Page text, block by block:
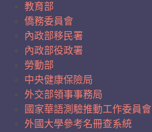
教育部
僑務委員會
內政部移民署
內政部役政署
勞動部
中央健康保險局
外交部領事事務局
國家華語測驗推動工作委員會
外國大學參考名冊查系統